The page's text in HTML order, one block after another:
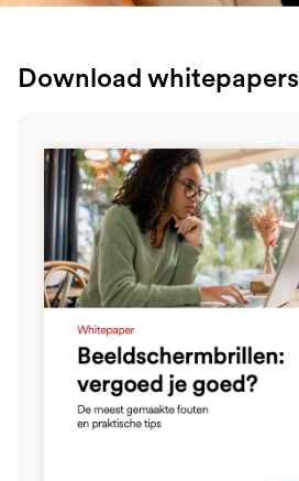
Download whitepapers